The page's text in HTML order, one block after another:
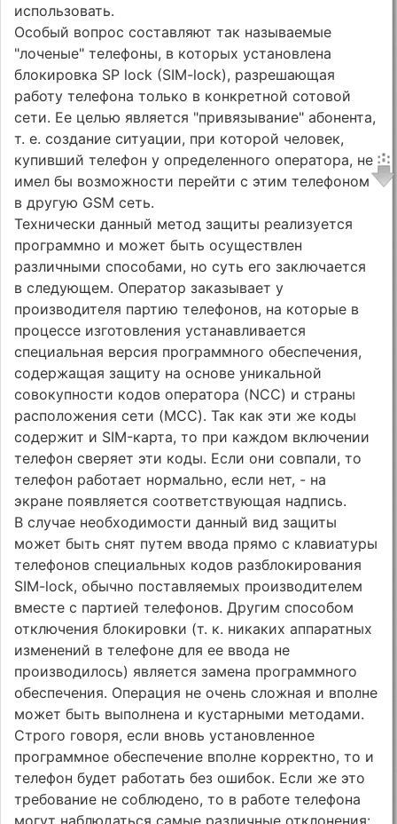
использовать.
Особый вопрос составляют так называемые
"лоченые" телефоны, в которых установлена
блокировка SP lock (SIM-lock), разрешающая
работу телефона только в конкретной сотовой
сети. Ее целью является "привязывание" абонента,
т. е. создание ситуации, при которой человек,
купивший телефон у определенного оператора, не
имел бы возможности перейти с этим телефоном
в другую GSM сеть.
Технически данный метод защиты реализуется
программно и может быть осуществлен
различными способами, но суть его заключается
в следующем. Оператор заказывает у
производителя партию телефонов, на которые в
процессе изготовления устанавливается
специальная версия программного обеспечения,
содержащая защиту на основе уникальной
совокупности кодов оператора (NCC) и страны
расположения сети (MCC). Так как эти же коды
содержит и SIM-карта, то при каждом включении
телефон сверяет эти коды. Если они совпали, то
телефон работает нормально, если нет, - на
экране появляется соответствующая надпись.
В случае необходимости данный вид защиты
может быть снят путем ввода прямо с клавиатуры
телефонов специальных кодов разблокирования
SIM-lock, обычно поставляемых производителем
вместе с партией телефонов. Другим способом
отключения блокировки (т. к. никаких аппаратных
изменений в телефоне для ее ввода не
производилось) является замена программного
обеспечения. Операция не очень сложная и вполне
может быть выполнена и кустарными методами.
Строго говоря, если вновь установленное
программное обеспечение вполне корректно, то и
телефон будет работать без ошибок. Если же это
требование не соблюдено, то в работе телефона
могут наблюдаться самые различные отклонения: